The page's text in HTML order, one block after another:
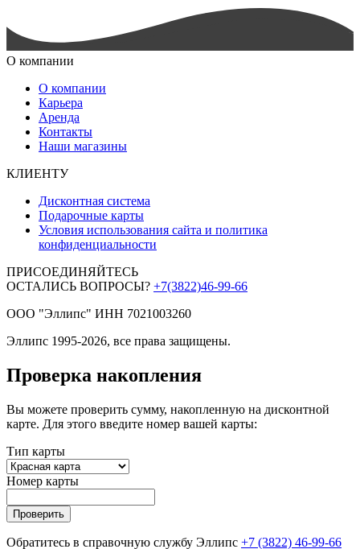
О компании
О компании
Карьера
Аренда
Контакты
Наши магазины
КЛИЕНТУ
Дисконтная система
Подарочные карты
Условия использования сайта и политика
конфиденциальности
ПРИСОЕДИНЯЙТЕСЬ
ОСТАЛИСЬ ВОПРОСЫ? +7(3822)46-99-66
ООО "Эллипс" ИНН 7021003260
Эллипс 1995-2026, все права защищены.
Проверка накопления
Вы можете проверить сумму, накопленную на дисконтной
карте. Для этого введите номер вашей карты:
Тип карты
Номер карты
Проверить
Обратитесь в справочную службу Эллипс +7 (3822) 46-99-66